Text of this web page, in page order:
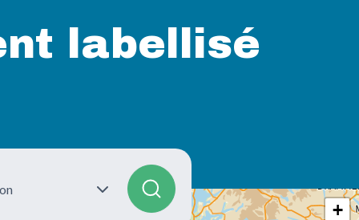
labellisé
+